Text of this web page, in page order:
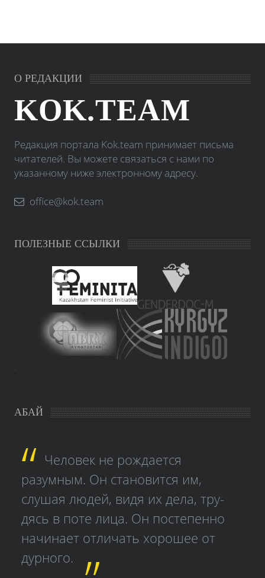
О РЕДАКЦИИ
KOK.TEAM
Редакция портала Kok.team принимает письма
читателей. Вы можете связаться с нами по
указанному ниже электронному адресу.
office@kok.team
ПОЛЕЗНЫЕ ССЫЛКИ
АБАЙ
Человек не рождается
разумным. Он становится им,
слушая людей, видя их дела, тру­
дясь в поте лица. Он постепенно
начинает отличать хорошее от
дурного.